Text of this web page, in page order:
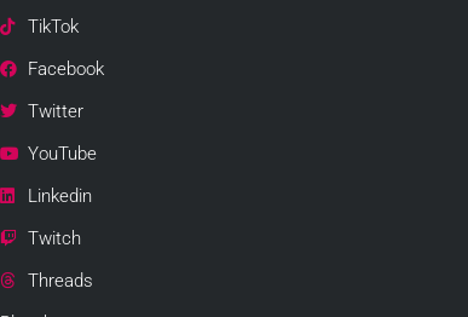
TikTok
Facebook
Twitter
YouTube
Linkedin
Twitch
Threads